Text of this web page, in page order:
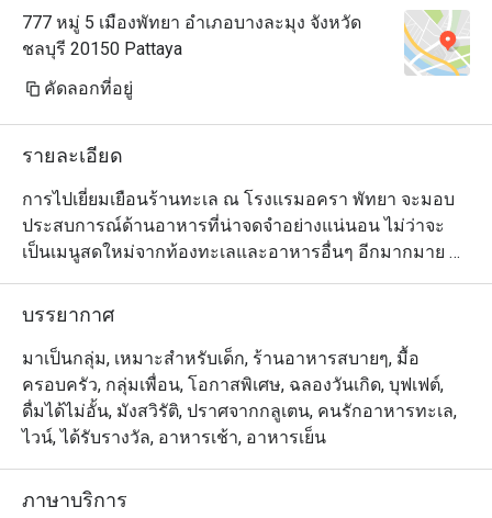
also upstairs. We
7:30 PM and
anything left
empty. They had
selection was
Australian roast
pudding
quality there
out most of the
serving food
rather miserable.
quite friendly, but
places.
777 หมู่ 5 เมืองพัทยา อำเภอบางละมุง จังหวัด
ชลบุรี 20150 Pattaya
คัดลอกที่อยู่
รายละเอียด
การไปเยี่ยมเยือนร้านทะเล ณ โรงแรมอครา พัทยา จะมอบ
ประสบการณ์ด้านอาหารที่น่าจดจำอย่างแน่นอน ไม่ว่าจะ
เป็นเมนูสดใหม่จากท้องทะเลและอาหารอื่นๆ อีกมากมาย
ทุกคำช่างเต็มไปด้วยรสชาติที่น่าประทับใจ ร้านนี้เป็นอีกหนึ่ง
จุดหมายปลายทางหรูหราในพัทยาเหนือที่สายเที่ยวและสาย
สัญชาติจากทุกมุมโลก ในบรรยากาศโอ่โถงและ
สถาปัตยกรรมสุดอลังการของพื้นที่ทั้งสองชั้น ลิ้มลองความ
สดใหม่ของซีฟู้ดและซาชิมิ ตลอดจนเมนูผัดไทยสไตล์ดั้งเดิม
ที่ปรุงอย่างพิถีพิถันด้วยเทคนิคการทำอาหารแบบไทยแท้ๆ
บรรยากาศ
มาเป็นกลุ่ม, เหมาะสำหรับเด็ก, ร้านอาหารสบายๆ, มื้อ
ครอบครัว, กลุ่มเพื่อน, โอกาสพิเศษ, ฉลองวันเกิด, บุฟเฟต์,
ดื่มได้ไม่อั้น, มังสวิรัติ, ปราศจากกลูเตน, คนรักอาหารทะเล,
ไวน์, ได้รับรางวัล, อาหารเช้า, อาหารเย็น
ภาษาบริการ